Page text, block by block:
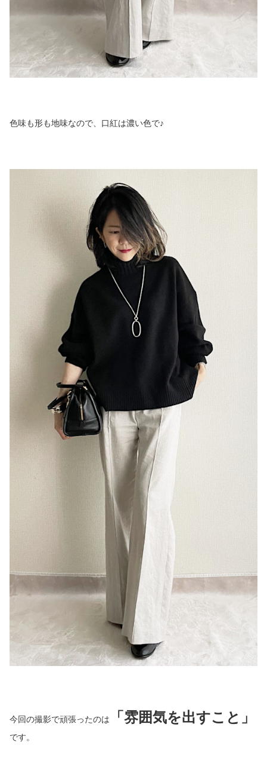
色味も形も地味なので、口紅は濃い色で♪
今回の撮影で頑張ったのは 「雰囲気を出すこと」
です。